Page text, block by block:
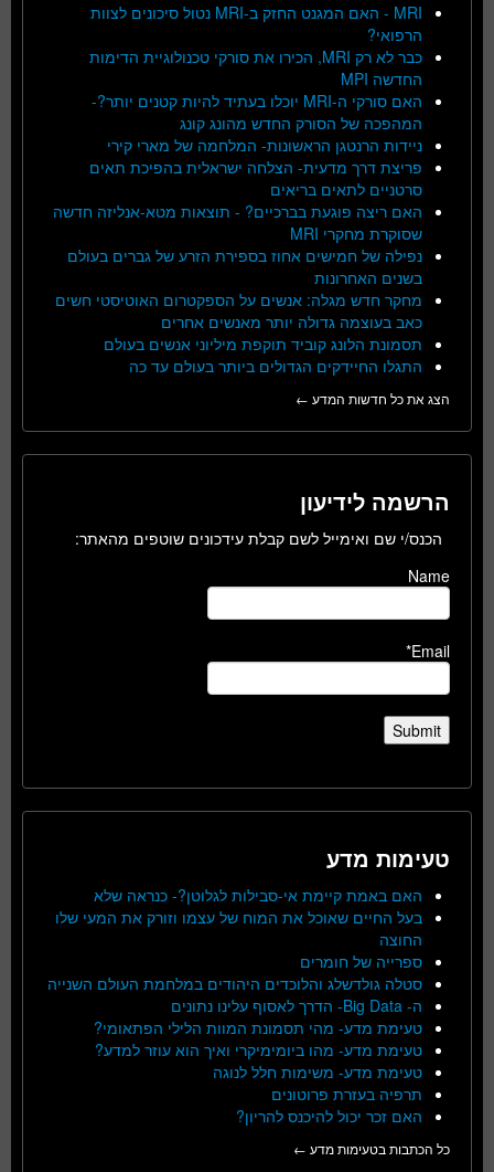
MRI - האם המגנט החזק ב-MRI נטול סיכונים לצוות
הרפואי?
כבר לא רק MRI, הכירו את סורקי טכנולוגיית הדימות
החדשה MPI
האם סורקי ה-MRI יוכלו בעתיד להיות קטנים יותר?-
המהפכה של הסורק החדש מהונג קונג
ניידות הרנטגן הראשונות- המלחמה של מארי קירי
פריצת דרך מדעית- הצלחה ישראלית בהפיכת תאים
סרטניים לתאים בריאים
האם ריצה פוגעת בברכיים? - תוצאות מטא-אנליזה חדשה
שסוקרת מחקרי MRI
נפילה של חמישים אחוז בספירת הזרע של גברים בעולם
בשנים האחרונות
מחקר חדש מגלה: אנשים על הספקטרום האוטיסטי חשים
כאב בעוצמה גדולה יותר מאנשים אחרים
תסמונת הלונג קוביד תוקפת מיליוני אנשים בעולם
התגלו החיידקים הגדולים ביותר בעולם עד כה
הצג את כל חדשות המדע ←
הרשמה לידיעון
הכנס/י שם ואימייל לשם קבלת עידכונים שוטפים מהאתר:
Name
Email*
טעימות מדע
האם באמת קיימת אי-סבילות לגלוטן?- כנראה שלא
בעל החיים שאוכל את המוח של עצמו וזורק את המעי שלו
החוצה
ספרייה של חומרים
סטלה גולדשלג והלוכדים היהודים במלחמת העולם השנייה
ה- Big Data- הדרך לאסוף עלינו נתונים
טעימת מדע- מהי תסמונת המוות הלילי הפתאומי?
טעימת מדע- מהו ביומימיקרי ואיך הוא עוזר למדע?
טעימת מדע- משימות חלל לנוגה
תרפיה בעזרת פרוטונים
האם זכר יכול להיכנס להריון?
כל הכתבות בטעימות מדע ←